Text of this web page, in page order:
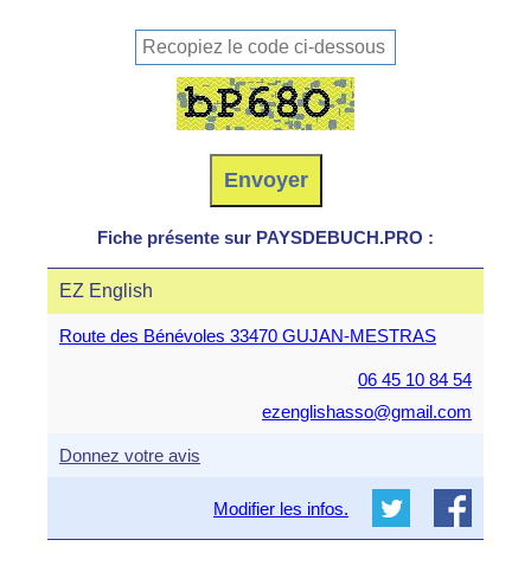
Fiche présente sur PAYSDEBUCH.PRO :
EZ English
Route des Bénévoles 33470 GUJAN-MESTRAS
06 45 10 84 54
ezenglishasso@gmail.com
Donnez votre avis
Modifier les infos.